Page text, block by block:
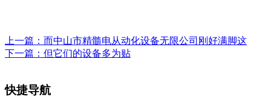
上一篇： 而中山市精髓电从动化设备无限公司刚好满脚这
下一篇： 但它们的设备多为贴
快捷导航